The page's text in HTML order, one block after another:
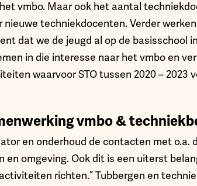
vmbo. Maar ook het aantal
techniekdocenten. Verder
dat we de jeugd al op de basisschool
in die interesse naar het vmbo en
waarvoor STO tussen 2020 – 2023
vmbo &
en onderhoud de contacten met o.a.
en omgeving. Ook dit is een uiterst
richten.” Tubbergen en